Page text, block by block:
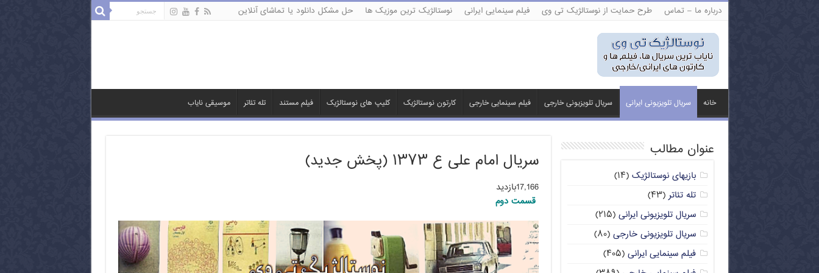
درباره ما – تماس طرح حمایت از نوستالژیک تی وی فیلم سینمایی ایرانی نوستالژیک ترین موزیک ها حل مشکل دانلود یا تماشای آنلاین
خانه سریال تلویزیونی ایرانی سریال تلویزیونی خارجی فیلم سینمایی خارجی کارتون نوستالژیک کلیپ های نوستالژیک فیلم مستند تله تئاتر موسیقی نایاب
سریال امام علی ع ۱۳۷۳ (پخش جدید)
17,166بازدید
قسمت دوم
عنوان مطالب
بازیهای نوستالژیک (۱۴)
تله تئاتر(۴۳)
سریال تلویزیونی ایرانی (۲۱۵)
سریال تلویزیونی خارجی (۸۰)
فیلم سینمایی ایرانی (۴۰۵)